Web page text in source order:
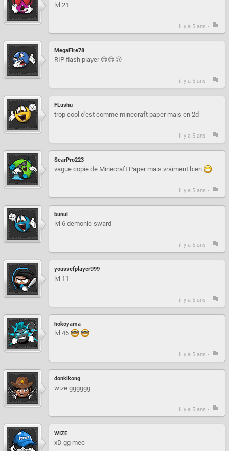
lvl 21
il y a 5 ans -
MegaFire78
RIP flash player 😢😢😢
il y a 5 ans -
FLushu
trop cool c'est comme minecraft paper mais en 2d
il y a 5 ans -
ScarPro223
vague copie de Minecraft Paper mais vraiment bien
il y a 5 ans -
bunul
lvl 6 demonic sward
il y a 5 ans -
youssefplayer999
lvl 11
il y a 5 ans -
hokoyama
lvl 46
il y a 5 ans -
donkikong
wize gggggg
il y a 5 ans -
WIZE
xD gg mec